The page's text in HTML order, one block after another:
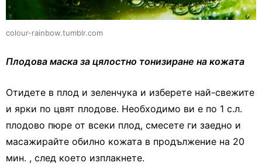
colour-rainbow.tumblr.com
Плодова маска за цялостно тонизиране на кожата
Отидете в плод и зеленчука и изберете най-свежите
и ярки по цвят плодове. Необходимо ви е по 1 с.л.
плодово пюре от всеки плод, смесете ги заедно и
масажирайте обилно кожата в продължение на 20
мин. , след което изплакнете.